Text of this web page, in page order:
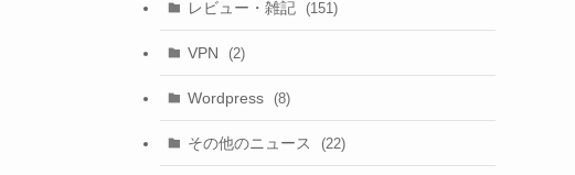
レビュー・雑記 (151)
VPN (2)
Wordpress (8)
その他のニュース (22)